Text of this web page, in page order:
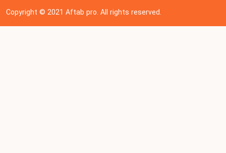
Copyright © 202 1Aftab pro. All rights reserved.